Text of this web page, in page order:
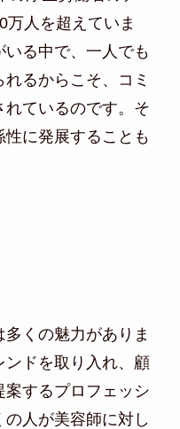
万人を超えていま
る中で、一人でも
るからこそ、コミ
れているのです。そ
に発展することも
くの魅力がありま
ドを取り入れ、顧
するプロフェッシ
人が美容師に対し